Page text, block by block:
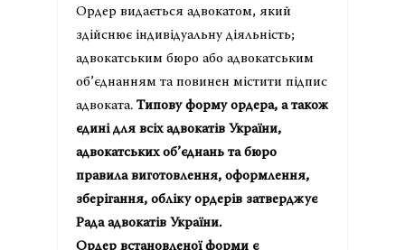
Ордер видається адвокатом, який
здійснює індивідуальну діяльність;
адвокатським бюро або адвокатським
об’єднанням та повинен містити підпис
адвоката. Типову форму ордера, а також
єдині для всіх адвокатів України,
адвокатських об’єднань та бюро
правила виготовлення, оформлення,
зберігання, обліку ордерів затверджує
Рада адвокатів України.
Ордер встановленої форми є